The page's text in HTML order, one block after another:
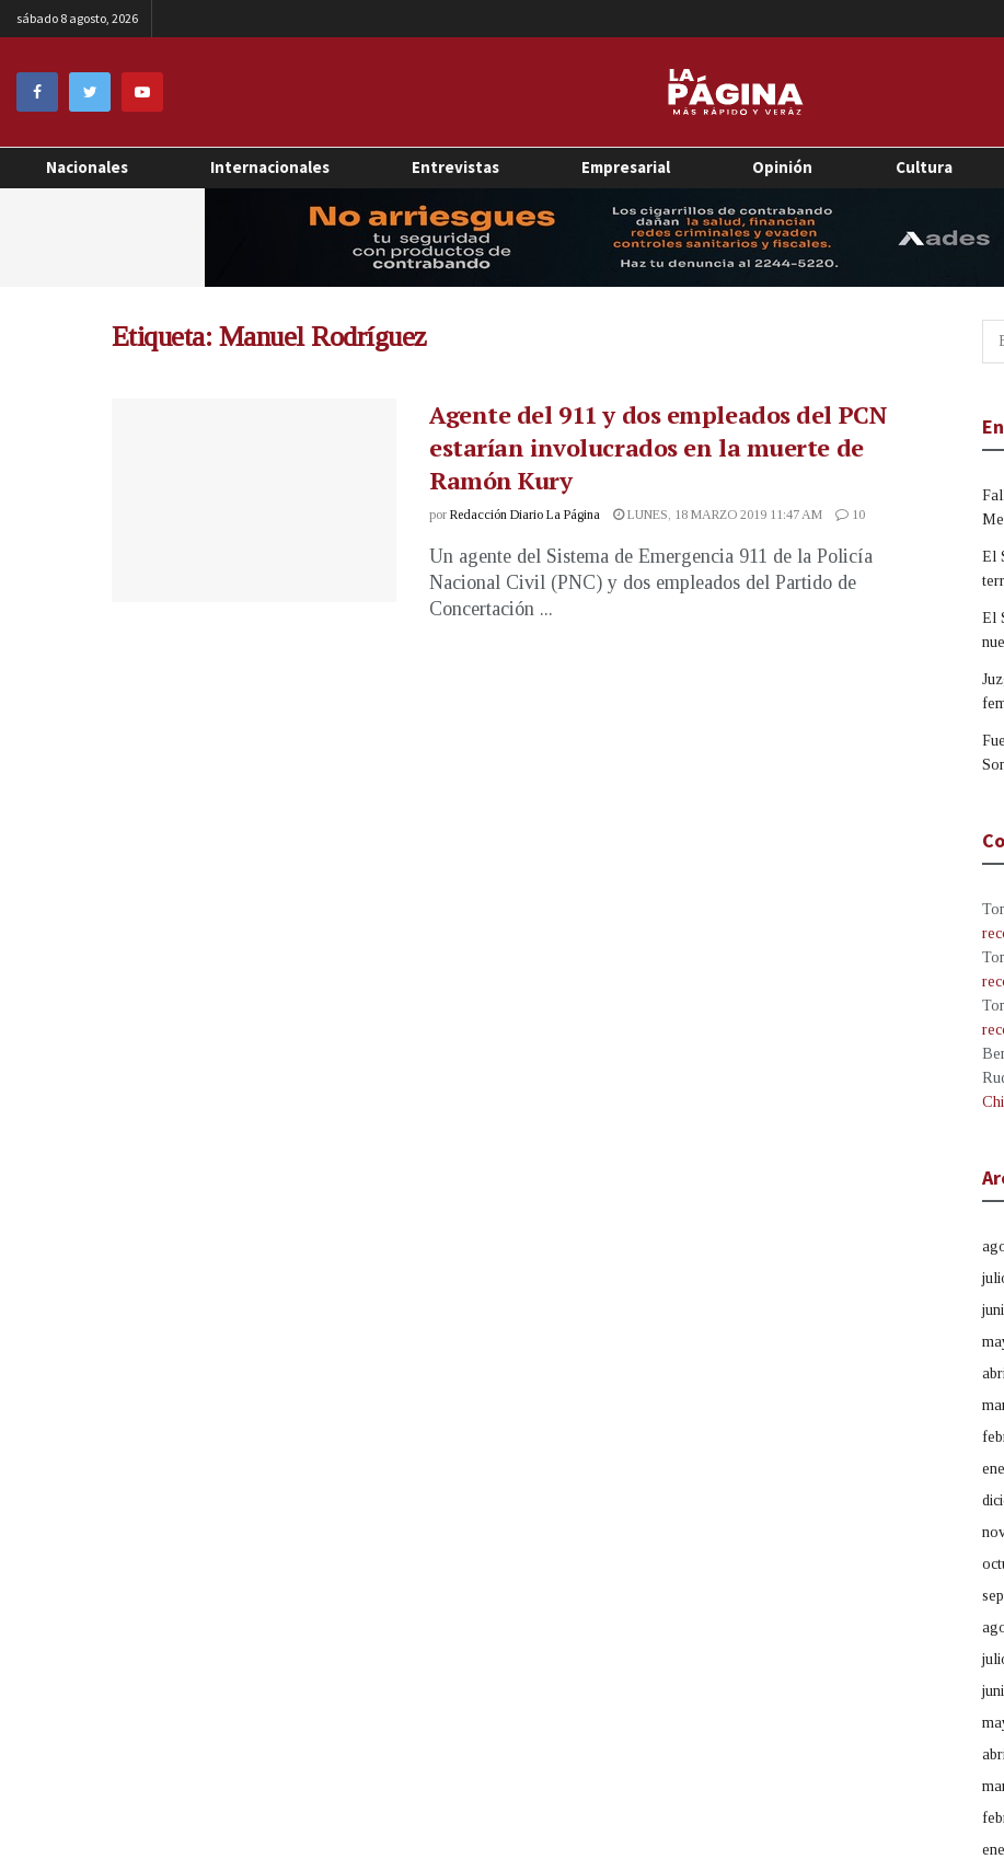
sábado 8 agosto, 2026
Nacionales Internacionales Entrevistas Empresarial Opinión Cultura
Etiqueta: Manuel Rodríguez
Agente del 911 y dos empleados del PCN
estarían involucrados en la muerte de
Ramón Kury
por Redacción Diario La Página LUNES, 18 MARZO 2019 11:47 AM 10
Un agente del Sistema de Emergencia 911 de la Policía
Nacional Civil (PNC) y dos empleados del Partido de
Concertación ...
El
El